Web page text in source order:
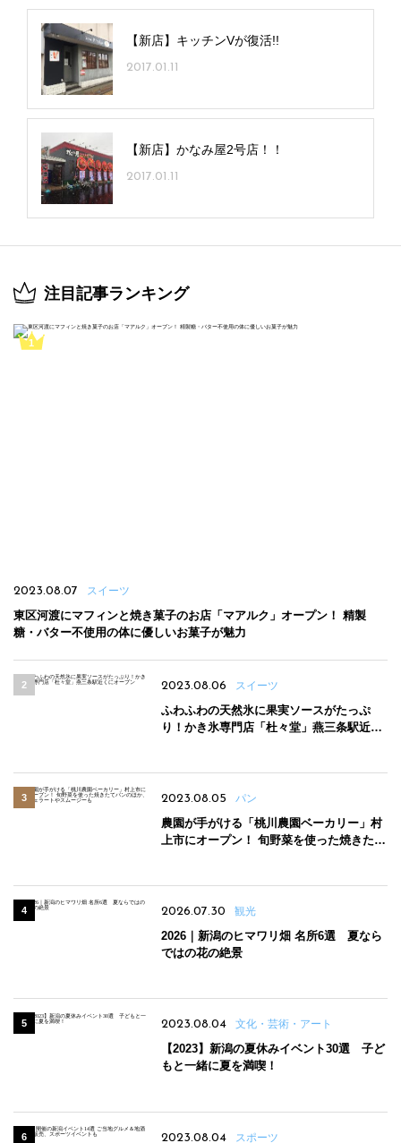
【新店】キッチンVが復活!!
2017.01.11
【新店】かなみ屋2号店！！
2017.01.11
注目記事ランキング
2023.08.07 スイーツ
東区河渡にマフィンと焼き菓子のお店「マアルク」オープン！ 精製
糖・バター不使用の体に優しいお菓子が魅力
2023.08.06 スイーツ
ふわふわの天然氷に果実ソースがたっぷ
り！かき氷専門店「杜々堂」燕三条駅近く
2023.08.05 パン
農園が手がける「桃川農園ベーカリー」村
上市にオープン！ 旬野菜を使った焼きたて
2026.07.30 観光
2026｜新潟のヒマワリ畑 名所6選 夏なら
ではの花の絶景
2023.08.04 文化・芸術・アート
【2023】新潟の夏休みイベント30選 子ど
もと一緒に夏を満喫！
2023.08.04 スポーツ